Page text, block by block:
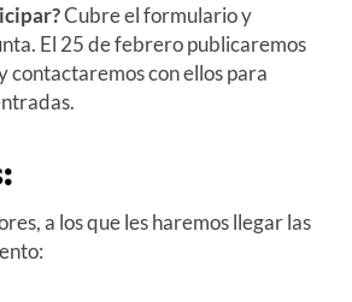
Cubre el formulario y
El 25 de febrero publicaremos
contactaremos con ellos para
a los que les haremos llegar las